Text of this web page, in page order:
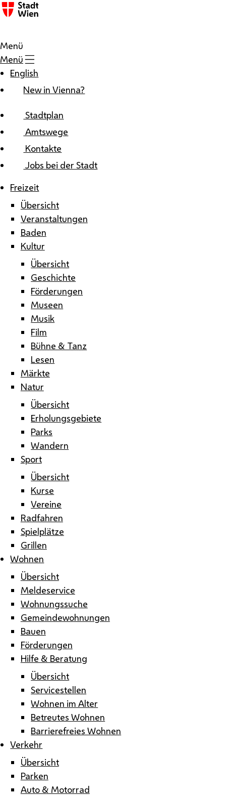
Zum Inhalt
Menü
Menü
English
New in Vienna?
Stadtplan
Amtswege
Kontakte
Jobs bei der Stadt
Freizeit
Übersicht
Veranstaltungen
Baden
Kultur
Übersicht
Geschichte
Förderungen
Museen
Musik
Film
Bühne & Tanz
Lesen
Märkte
Natur
Übersicht
Erholungsgebiete
Parks
Wandern
Sport
Übersicht
Kurse
Vereine
Radfahren
Spielplätze
Grillen
Wohnen
Übersicht
Meldeservice
Wohnungssuche
Gemeindewohnungen
Bauen
Förderungen
Hilfe & Beratung
Übersicht
Servicestellen
Wohnen im Alter
Betreutes Wohnen
Barrierefreies Wohnen
Verkehr
Übersicht
Parken
Auto & Motorrad